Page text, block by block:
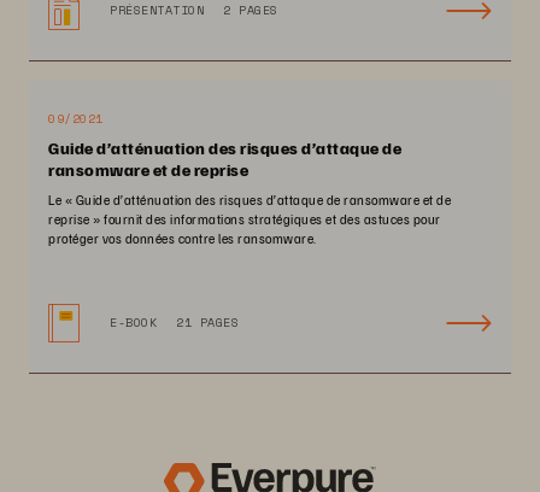
PRÉSENTATION 2 PAGES
09/2021
Guide d’atténuation des risques d’attaque de
ransomware et de reprise
Le « Guide d’atténuation des risques d’attaque de ransomware et de
reprise » fournit des informations stratégiques et des astuces pour
protéger vos données contre les ransomware.
E-BOOK 21 PAGES